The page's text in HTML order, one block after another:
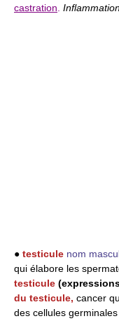
castration
● testicule nom
qui élabore les
testicule
du testicule, cancer
des cellules